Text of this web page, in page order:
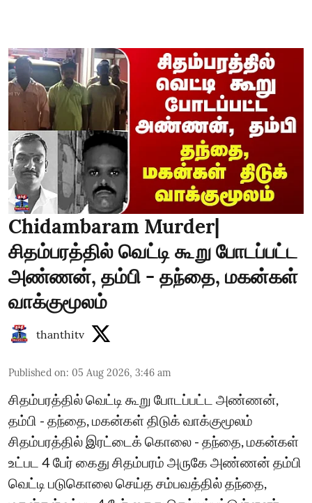
Chidambaram Murder|
சிதம்பரத்தில் வெட்டி கூறு போடப்பட்ட
அண்ணன், தம்பி - தந்தை, மகன்கள்
வாக்குமூலம்
thanthitv
Published on: 05 Aug 2026, 3:46 am
சிதம்பரத்தில் வெட்டி கூறு போடப்பட்ட அண்ணன்,
தம்பி - தந்தை, மகன்கள் திடுக் வாக்குமூலம்
சிதம்பரத்தில் இரட்டைக் கொலை - தந்தை, மகன்கள்
உட்பட 4 பேர் கைது சிதம்பரம் அருகே அண்ணன் தம்பி
வெட்டி படுகொலை செய்த சம்பவத்தில் தந்தை,